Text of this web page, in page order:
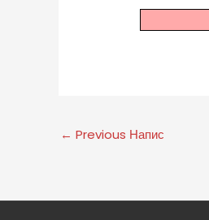
← Previous Напис